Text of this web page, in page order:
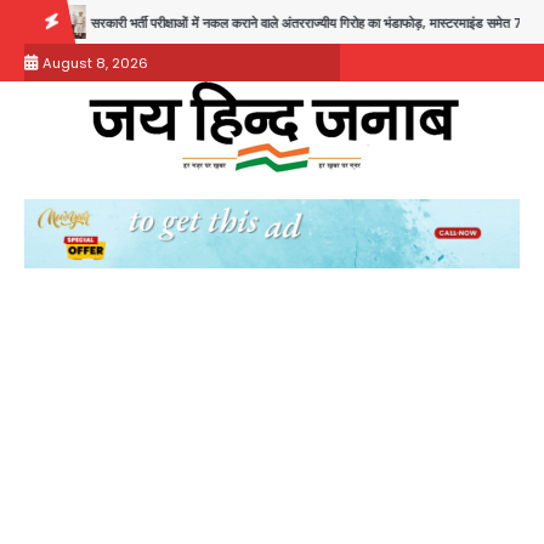
content
सरकारी भर्ती परीक्षाओं में नकल कराने वाले अंतरराज्यीय गिरोह का भंडाफोड़, मास्टरमाइंड समेत 7 गिरफ्तार
August 8, 2026